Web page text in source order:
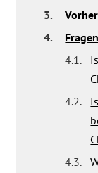
3.
4.
4.1.
4.2.
4.3.